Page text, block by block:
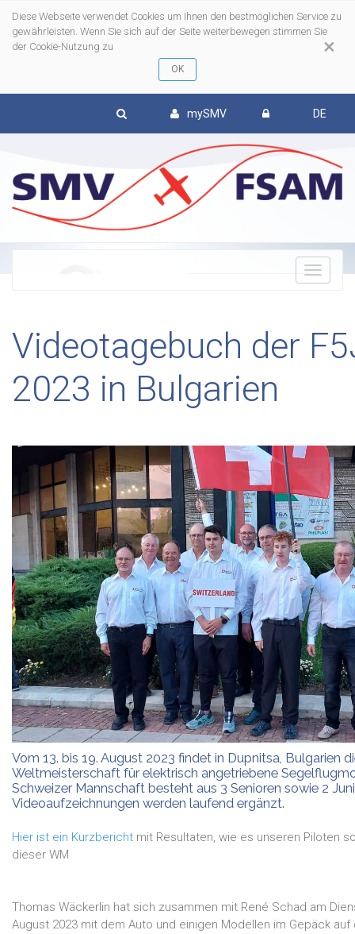
×
Diese Webseite verwendet Cookies um Ihnen den bestmöglichen Service zu
gewährleisten. Wenn Sie sich auf der Seite weiterbewegen stimmen Sie
der Cookie-Nutzung zu
mySMV DE
Videotagebuch der
2023 in Bulgarien
Vom 13. bis 19. August 2023 findet in Dupnitsa, Bulgarien
Weltmeisterschaft für elektrisch angetriebene
Schweizer Mannschaft besteht aus 3 Senioren sowie 2
Videoaufzeichnungen werden laufend ergänzt.
Hier ist ein Kurzbericht mit Resultaten, wie es unseren Piloten
dieser WM
Thomas Wäckerlin hat sich zusammen mit René Schad am
August 2023 mit dem Auto und einigen Modellen im Gepäck auf